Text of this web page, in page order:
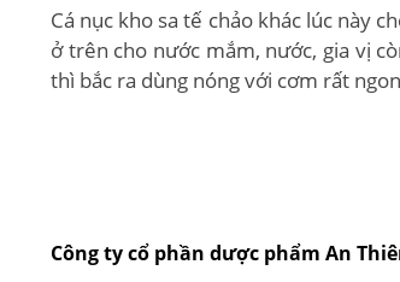
Cá nục kho sa tế chảo khác lúc này
ở trên cho nước mắm, nước, gia vị
thì bắc ra dùng nóng với cơm rất
Công ty cổ phần dược phẩm An